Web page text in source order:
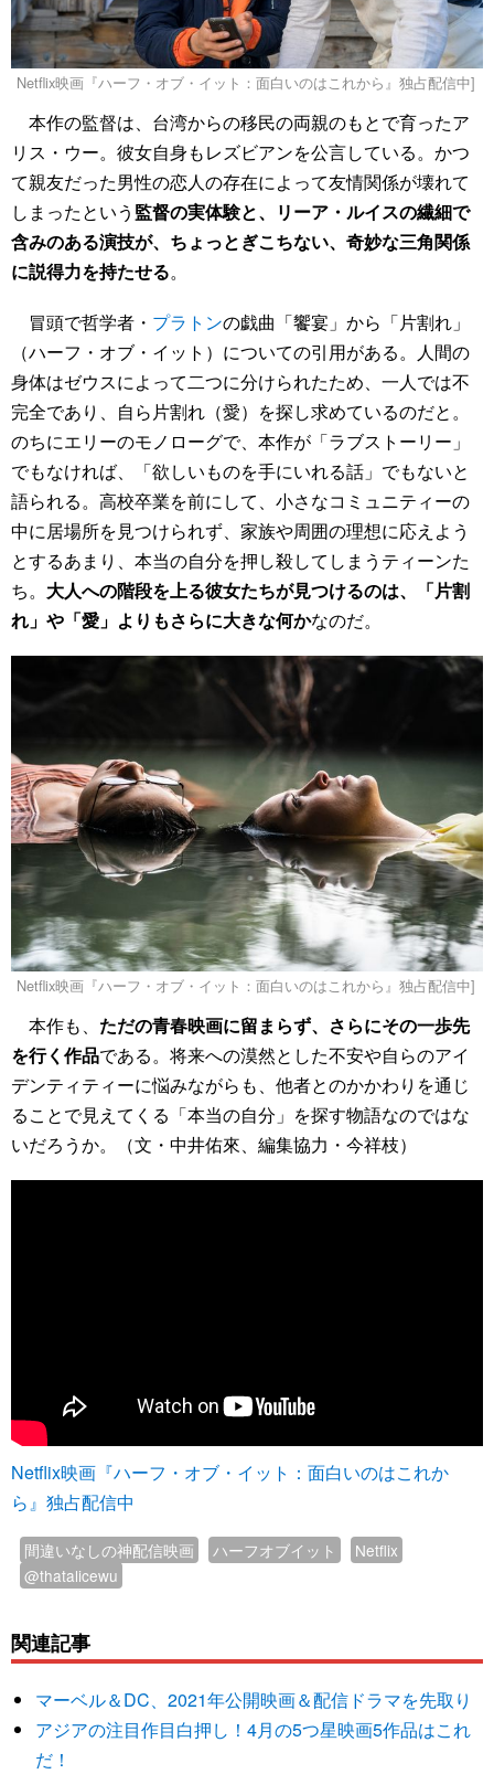
Netflix映画『ハーフ・オブ・イット：面白いのはこれから』独占配信中]
本作の監督は、台湾からの移民の両親のもとで育ったア
リス・ウー。彼女自身もレズビアンを公言している。かつ
て親友だった男性の恋人の存在によって友情関係が壊れて
しまったという 監督の実体験と、リーア・ルイスの繊細で
含みのある演技が、ちょっとぎこちない、奇妙な三角関係
に説得力を持たせる。
冒頭で哲学者・ プラトンの戯曲「饗宴」から「片割れ」
（ハーフ・オブ・イット）についての引用がある。人間の
身体はゼウスによって二つに分けられたため、一人では不
完全であり、自ら片割れ（愛）を探し求めているのだと。
のちにエリーのモノローグで、本作が「ラブストーリー」
でもなければ、「欲しいものを手にいれる話」でもないと
語られる。高校卒業を前にして、小さなコミュニティーの
中に居場所を見つけられず、家族や周囲の理想に応えよう
とするあまり、本当の自分を押し殺してしまうティーンた
ち。 大人への階段を上る彼女たちが見つけるのは、「片割
れ」や「愛」よりもさらに大きな何かなのだ。
Netflix映画『ハーフ・オブ・イット：面白いのはこれから』独占配信中]
本作も、 ただの青春映画に留まらず、さらにその一歩先
を行く作品である。将来への漠然とした不安や自らのアイ
デンティティーに悩みながらも、他者とのかかわりを通じ
ることで見えてくる「本当の自分」を探す物語なのではな
いだろうか。（文・中井佑來、編集協力・今祥枝）
Netflix映画『ハーフ・オブ・イット：面白いのはこれか
ら』独占配信中
間違いなしの神配信映画 ハーフオブイット
Netflix
@thatalicewu
関連記事
マーベル＆DC、2021年公開映画＆配信ドラマを先取り
アジアの注目作目白押し！4月の5つ星映画5作品はこれ
だ！